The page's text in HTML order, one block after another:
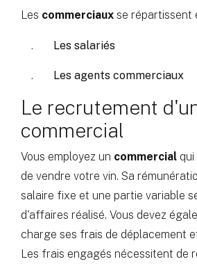
Les commerciaux se répartissent
Les salariés
Les agents commerciaux
Le recrutement
commercial
Vous employez un commercial
de vendre votre vin. Sa
salaire fixe et une partie variable
d'affaires réalisé. Vous devez
charge ses frais de déplacement
Les frais engagés nécessitent de